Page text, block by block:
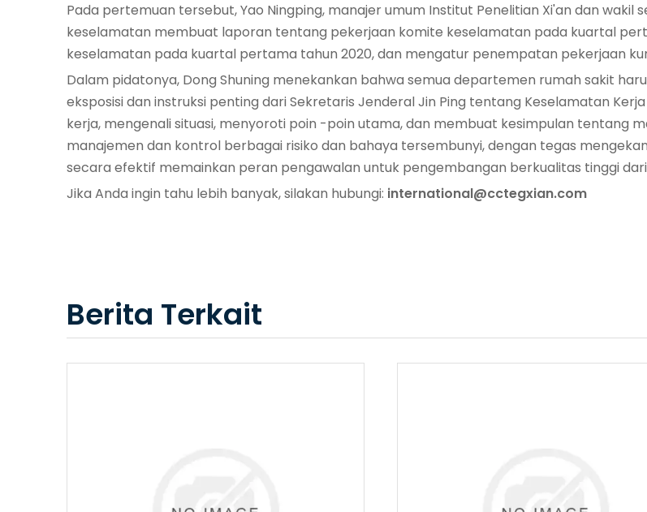
Pada pertemuan tersebut, Yao Ningping, manajer umum Institut Penelitian Xi'an dan
keselamatan membuat laporan tentang pekerjaan komite keselamatan pada kuartal
keselamatan pada kuartal pertama tahun 2020, dan mengatur penempatan pekerjaan
Dalam pidatonya, Dong Shuning menekankan bahwa semua departemen rumah sakit
eksposisi dan instruksi penting dari Sekretaris Jenderal Jin Ping tentang Keselamatan
kerja, mengenali situasi, menyoroti poin -poin utama, dan membuat kesimpulan tentang
manajemen dan kontrol berbagai risiko dan bahaya tersembunyi, dengan tegas
secara efektif memainkan peran pengawalan untuk pengembangan berkualitas tinggi
Jika Anda ingin tahu lebih banyak, silakan hubungi: international@cctegxian.com
Berita Terkait